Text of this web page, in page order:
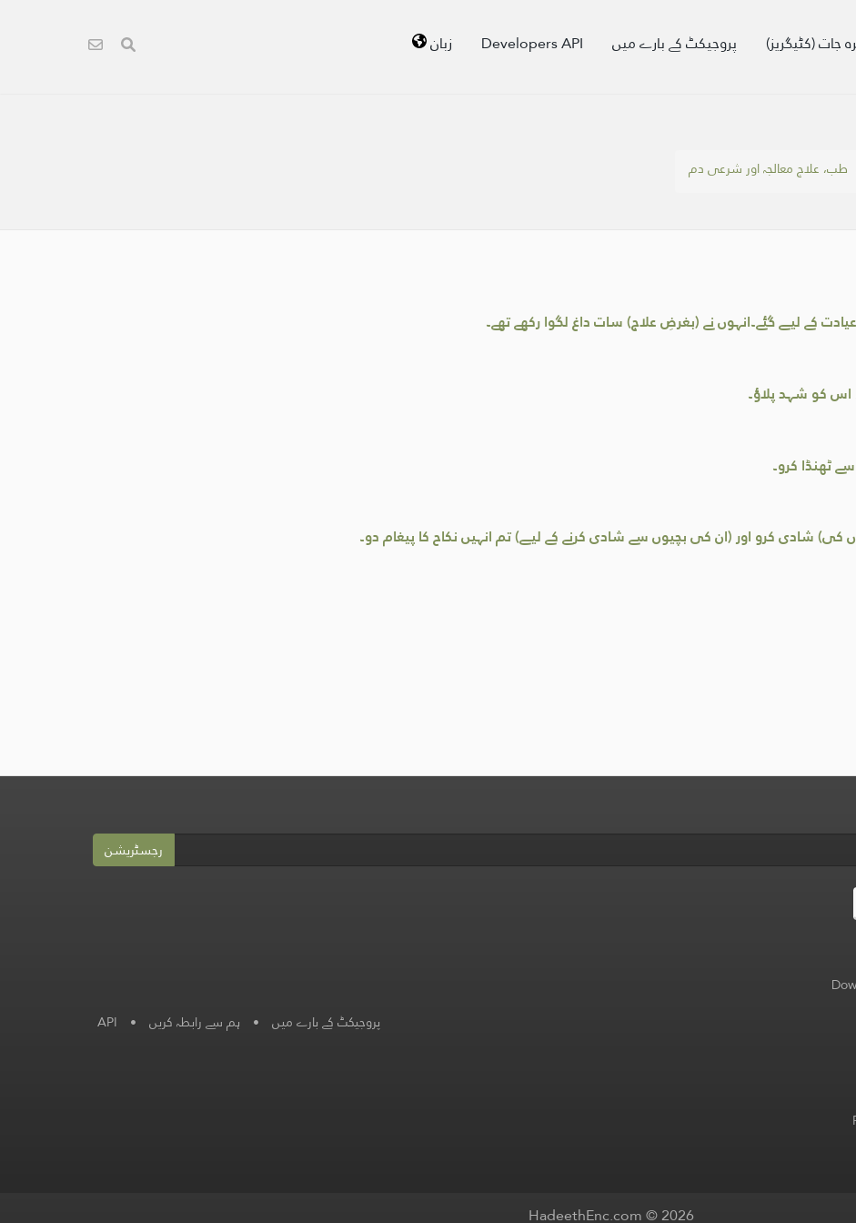
جات (کٹیگریز) پروجیکٹ کے بارے میں Developers API زبان
طب، علاج معالجہ اور شرعی دم
کے لیے گئے۔انہوں نے (بغرضِ علاج) سات داغ لگوا رکھے تھے۔
اس کو شہد پلاؤ۔
ٹھنڈا کرو۔
کی) شادی کرو اور (ان کی بچیوں سے شادی کرنے کے لیے) تم انہیں نکاح کا پیغام دو۔
رجسٹریشن
پروجیکٹ کے بارے میں • ہم سے رابطہ کریں •
API
HadeethEnc.com © 2026